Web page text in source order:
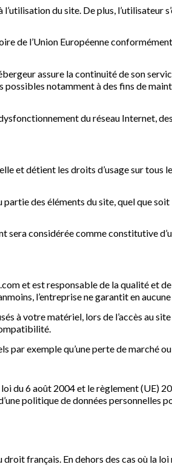
du site. De plus, l’utilisateur
de l’Union Européenne
assure la continuité de son
notamment à des fins de
du réseau Internet,
et détient les droits d’usage sur tous
des éléments du site, quel que
sera considérée comme constitutive
et est responsable de la qualité et
l’entreprise ne garantit en
à votre matériel, lors de l’accès au
exemple qu’une perte de marché
du 6 août 2004 et le règlement (UE)
politique de données personnelles
français. En dehors des cas où la